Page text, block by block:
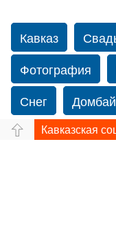
Кавказ
Фотография
Снег
Домбай
Путешествие
Кавказская